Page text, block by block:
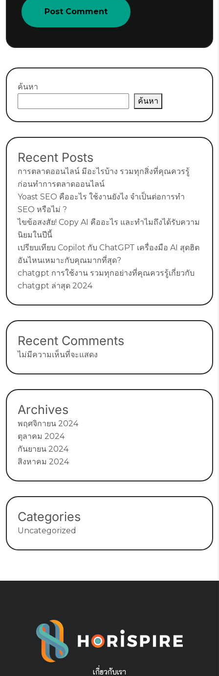
Post Comment
ค้นหา
ค้นหา
Recent Posts
การตลาดออนไลน์ มีอะไรบ้าง รวมทุกสิ่งที่คุณควรรู้
ก่อนทำการตลาดออนไลน์
Yoast SEO คืออะไร ใช้งานยังไง จำเป็นต่อการทำ
SEO หรือไม่ ?
ไขข้อสงสัย! Copy AI คืออะไร และทำไมถึงได้รับความ
นิยมในปีนี้
เปรียบเทียบ Copilot กับ ChatGPT เครื่องมือ AI สุดฮิต
อันไหนเหมาะกับคุณมากที่สุด?
chatgpt การใช้งาน รวมทุกอย่างที่คุณควรรู้เกี่ยวกับ
chatgpt ล่าสุด 2024
Recent Comments
ไม่มีความเห็นที่จะแสดง
Archives
พฤศจิกายน 2024
ตุลาคม 2024
กันยายน 2024
สิงหาคม 2024
Categories
Uncategorized
เกี่ยวกับเรา